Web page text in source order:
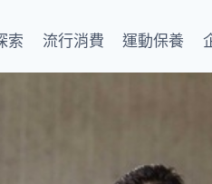
索 流行消費 運動保養